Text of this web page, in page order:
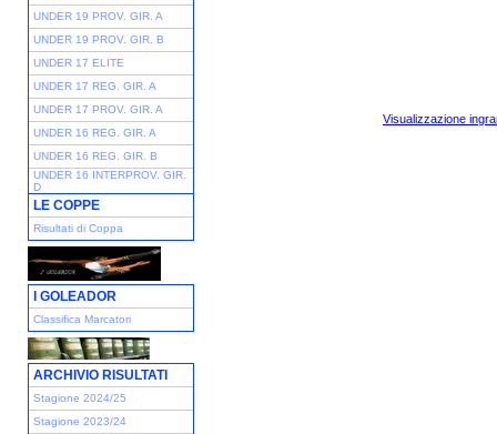
UNDER 19 PROV. GIR. A
UNDER 19 PROV. GIR. B
UNDER 17 ELITE
UNDER 17 REG. GIR. A
UNDER 17 PROV. GIR. A
UNDER 16 REG. GIR. A
UNDER 16 REG. GIR. B
UNDER 16 INTERPROV. GIR.
D
LE COPPE
Risultati di Coppa
I GOLEADOR
Classifica Marcatori
ARCHIVIO RISULTATI
Stagione 2024/25
Stagione 2023/24
Visualizzazione